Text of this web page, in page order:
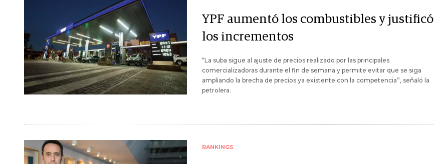
YPF aumentó los combustibles y justificó
los incrementos
“La suba sigue al ajuste de precios realizado por las principales
comercializadoras durante el fin de semana y permite evitar que se siga
ampliando la brecha de precios ya existente con la competencia”, señaló la
petrolera.
RANKINGS